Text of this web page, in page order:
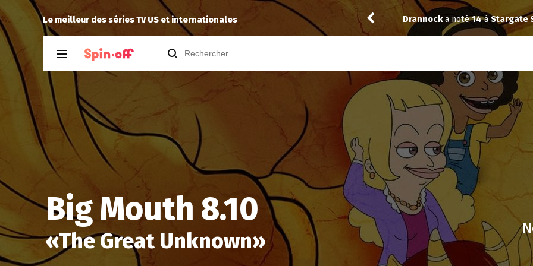
Le meilleur des séries TV US et internationales
Drannocka noté14àStargate SG-1 1.12 Vic24a noté11àThe Best
Big Mouth 8.10
«The Great Unknown»